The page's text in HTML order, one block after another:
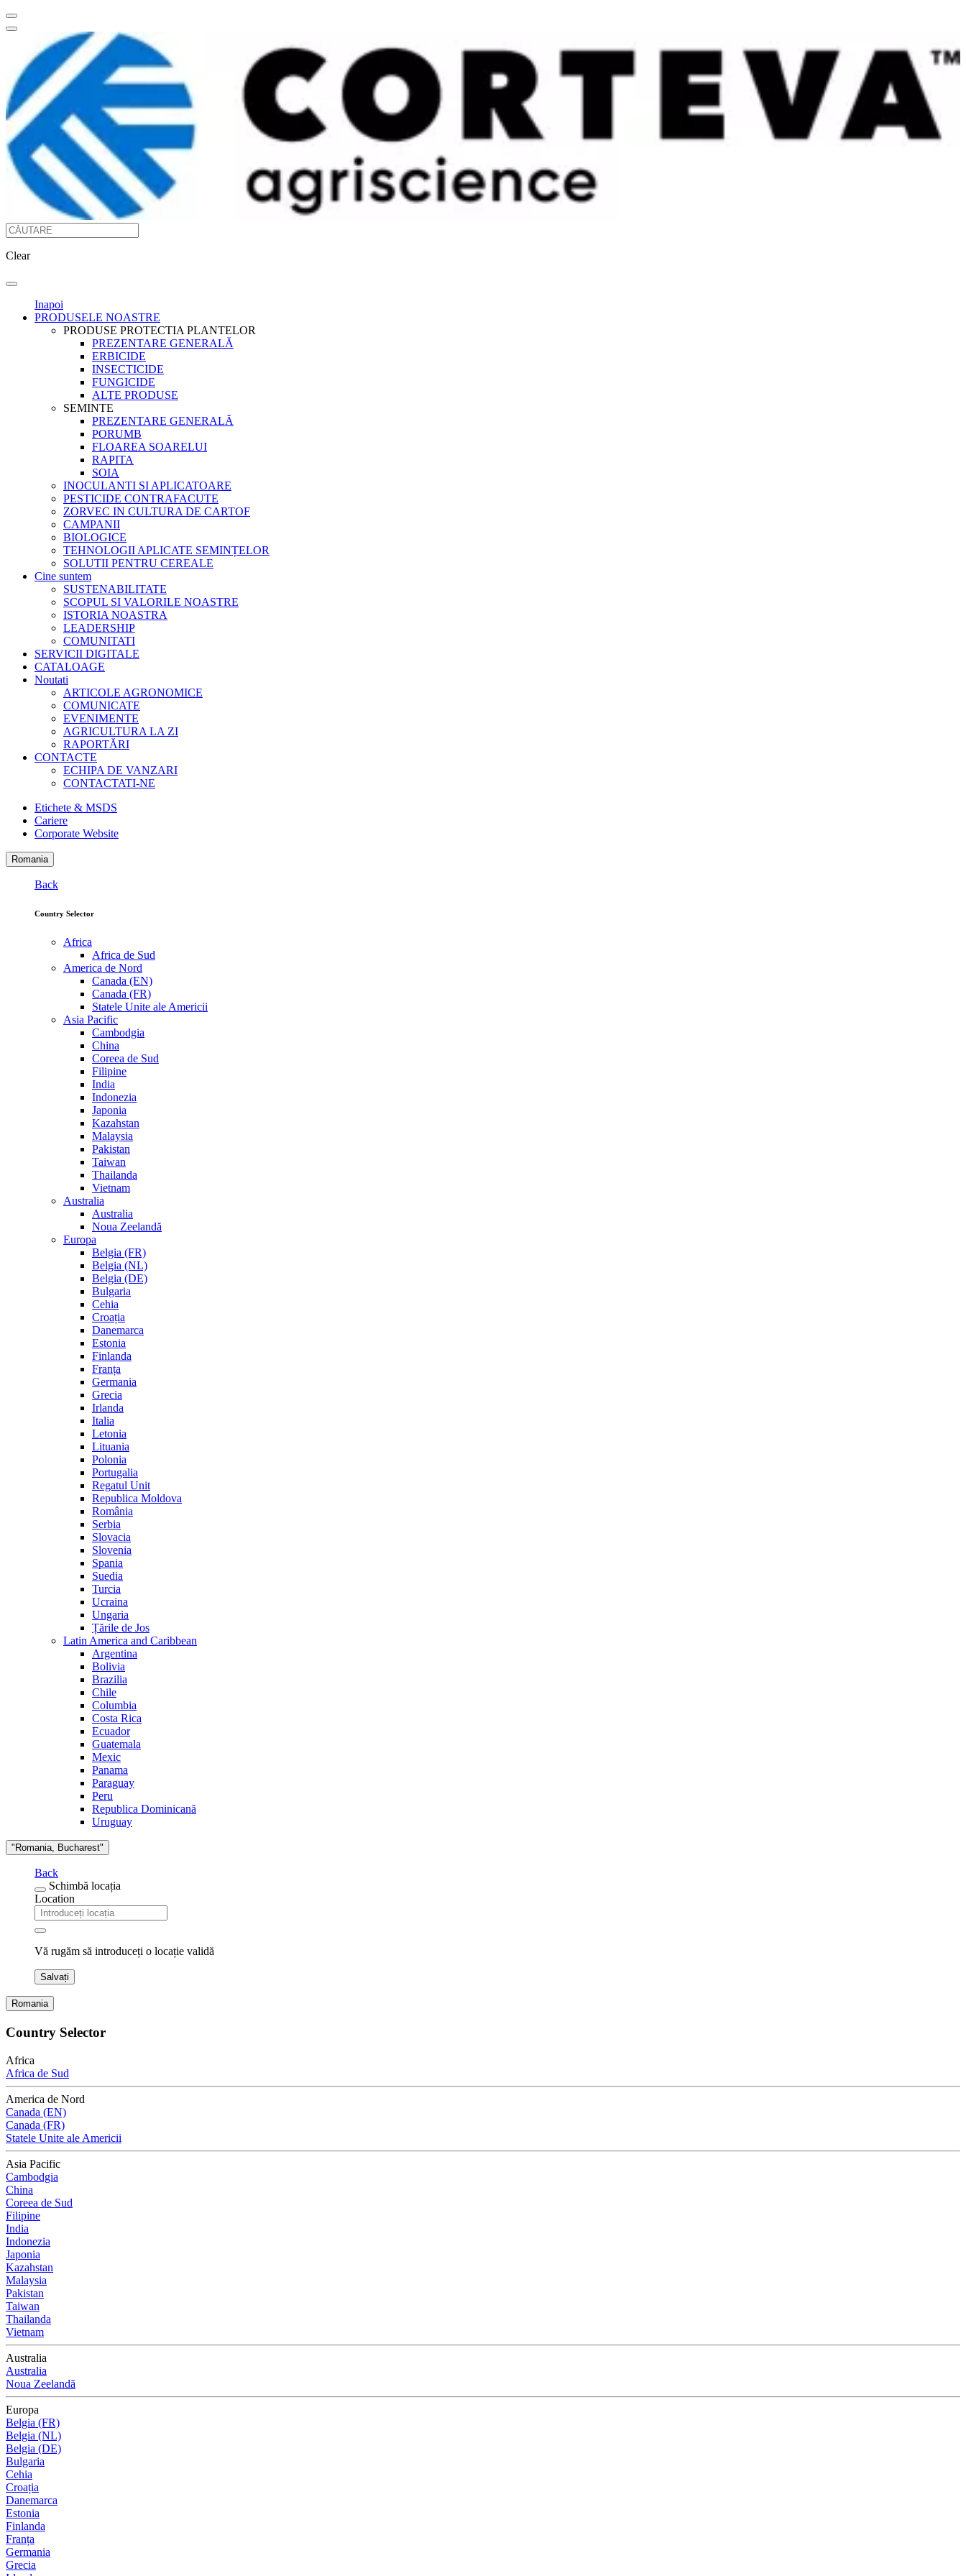
Clear
Inapoi
PRODUSELE NOASTRE
PRODUSE PROTECTIA PLANTELOR
PREZENTARE GENERALĂ
ERBICIDE
INSECTICIDE
FUNGICIDE
ALTE PRODUSE
SEMINTE
PREZENTARE GENERALĂ
PORUMB
FLOAREA SOARELUI
RAPITA
SOIA
INOCULANTI SI APLICATOARE
PESTICIDE CONTRAFACUTE
ZORVEC IN CULTURA DE CARTOF
CAMPANII
BIOLOGICE
TEHNOLOGII APLICATE SEMINȚELOR
SOLUTII PENTRU CEREALE
Cine suntem
SUSTENABILITATE
SCOPUL SI VALORILE NOASTRE
ISTORIA NOASTRA
LEADERSHIP
COMUNITATI
SERVICII DIGITALE
CATALOAGE
Noutati
ARTICOLE AGRONOMICE
COMUNICATE
EVENIMENTE
AGRICULTURA LA ZI
RAPORTĂRI
CONTACTE
ECHIPA DE VANZARI
CONTACTATI-NE
Etichete & MSDS
Cariere
Corporate Website
Romania
Back
Country Selector
Africa
Africa de Sud
America de Nord
Canada (EN)
Canada (FR)
Statele Unite ale Americii
Asia Pacific
Cambodgia
China
Coreea de Sud
Filipine
India
Indonezia
Japonia
Kazahstan
Malaysia
Pakistan
Taiwan
Thailanda
Vietnam
Australia
Australia
Noua Zeelandă
Europa
Belgia (FR)
Belgia (NL)
Belgia (DE)
Bulgaria
Cehia
Croația
Danemarca
Estonia
Finlanda
Franța
Germania
Grecia
Irlanda
Italia
Letonia
Lituania
Polonia
Portugalia
Regatul Unit
Republica Moldova
România
Serbia
Slovacia
Slovenia
Spania
Suedia
Turcia
Ucraina
Ungaria
Țările de Jos
Latin America and Caribbean
Argentina
Bolivia
Brazilia
Chile
Columbia
Costa Rica
Ecuador
Guatemala
Mexic
Panama
Paraguay
Peru
Republica Dominicană
Uruguay
"Romania, Bucharest"
Back
Schimbă locația
Location
Vă rugăm să introduceți o locație validă
Salvați
Romania
Country Selector
Africa
Africa de Sud
America de Nord
Canada (EN)
Canada (FR)
Statele Unite ale Americii
Asia Pacific
Cambodgia
China
Coreea de Sud
Filipine
India
Indonezia
Japonia
Kazahstan
Malaysia
Pakistan
Taiwan
Thailanda
Vietnam
Australia
Australia
Noua Zeelandă
Europa
Belgia (FR)
Belgia (NL)
Belgia (DE)
Bulgaria
Cehia
Croația
Danemarca
Estonia
Finlanda
Franța
Germania
Grecia